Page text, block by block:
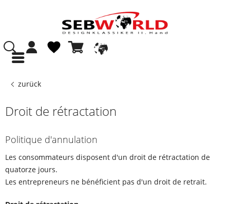
zurück
Droit de rétractation
Politique d'annulation
Les consommateurs disposent d'un droit de rétractation de
quatorze jours.
Les entrepreneurs ne bénéficient pas d'un droit de retrait.